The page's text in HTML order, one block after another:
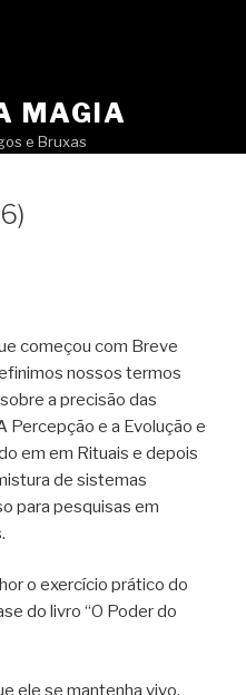
MAGIA
e Bruxas
começou com Breve
nossos termos
a precisão das
Percepção e a Evolução e
em em Rituais e depois
de sistemas
para pesquisas em
o exercício prático do
do livro “O Poder do
ele se mantenha vivo.